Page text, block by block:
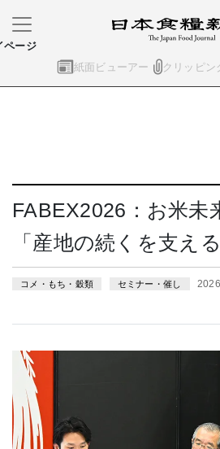
紙面ビューアー クリッピン
ページ
FABEX2026：お米未
「産地の続くを支え
コメ・もち・穀類 セミナー・催し